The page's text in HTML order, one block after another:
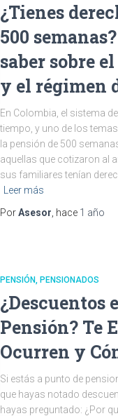
¿Tienes
500
saber sobre
y el régimen
En Colombia, el sistema
tiempo, y uno de los
la pensión de 500
aquellas que cotizaron al
sus familiares tenían
Leer más
PorAsesor , hace 1 año
PENSIÓN PENSIONADOS
¿Descuentos
Pensión? Te
Ocurren y
Si estás a punto de
que hayas notado
hayas preguntado: ¿Por